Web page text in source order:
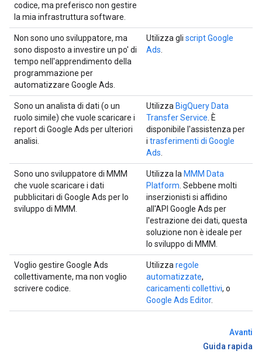
codice, ma preferisco non gestire
la mia infrastruttura software.
Non sono uno sviluppatore, ma
sono disposto a investire un po' di
tempo nell'apprendimento della
programmazione per
automatizzare Google Ads.
Utilizza gli script Google
Ads
Sono un analista di dati (o un
ruolo simile) che vuole scaricare i
report di Google Ads per ulteriori
analisi.
Utilizza BigQuery Data
Transfer Service . È
disponibile l'assistenza per
i trasferimenti di Google
Ads
Sono uno sviluppatore di MMM
che vuole scaricare i dati
pubblicitari di Google Ads per lo
sviluppo di MMM.
Utilizza la MMM Data
Platform . Sebbene molti
inserzionisti si affidino
all'API Google Ads per
l'estrazione dei dati, questa
soluzione non è ideale per
lo sviluppo di MMM.
Voglio gestire Google Ads
collettivamente, ma non voglio
scrivere codice.
Utilizza regole
automatizzate,
caricamenti collettivi, o
Google Ads Editor.
Avanti
Guida rapida